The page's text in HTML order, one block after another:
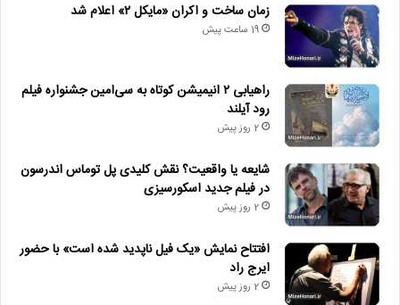
زمان ساخت و اکران «مایکل ۲» اعلام شد
19 ساعت پیش
راهیابی ۲ انیمیشن کوتاه به سی‌امین جشنواره فیلم
رود آیلند
2 روز پیش
شایعه یا واقعیت؟ نقش کلیدی پل توماس اندرسون
در فیلم جدید اسکورسیزی
2 روز پیش
افتتاح نمایش «یک فیل ناپدید شده است» با حضور
ایرج راد
2 روز پیش